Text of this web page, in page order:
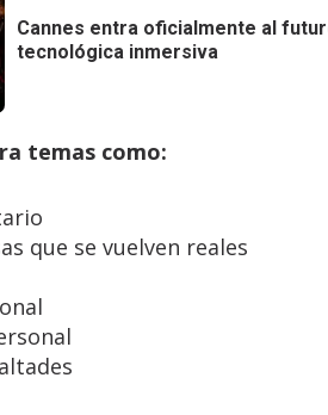
Cannes entra oficialmente al
tecnológica inmersiva
temas como:
que se vuelven reales